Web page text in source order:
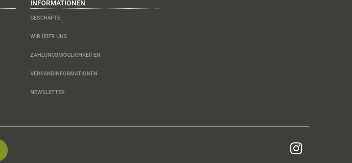
INFORMATIONEN
GESCHÄFTE
WIR ÜBER UNS
ZAHLUNGSMÖGLICHKEITEN
VERSANDINFORMATIONEN
NEWSLETTER